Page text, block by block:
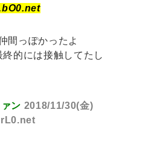
間っぽかったよ
的には接触してたし
ン 2018/11/30(金)